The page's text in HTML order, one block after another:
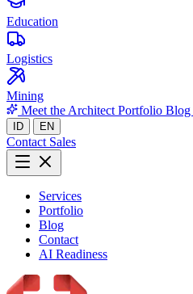
Education
Logistics
Mining
Meet the Architect Portfolio Blog
ID EN
Contact Sales
Services
Portfolio
Blog
Contact
AI Readiness